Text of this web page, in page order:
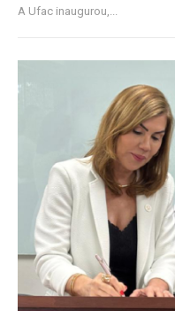
A Ufac inaugurou,...